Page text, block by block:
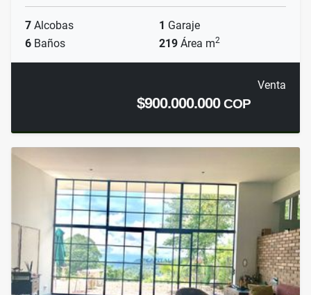
7 Alcobas 1 Garaje
6 Baños 219 Área m2
Venta
$900.000.000COP